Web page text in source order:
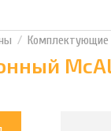
Комплектующие